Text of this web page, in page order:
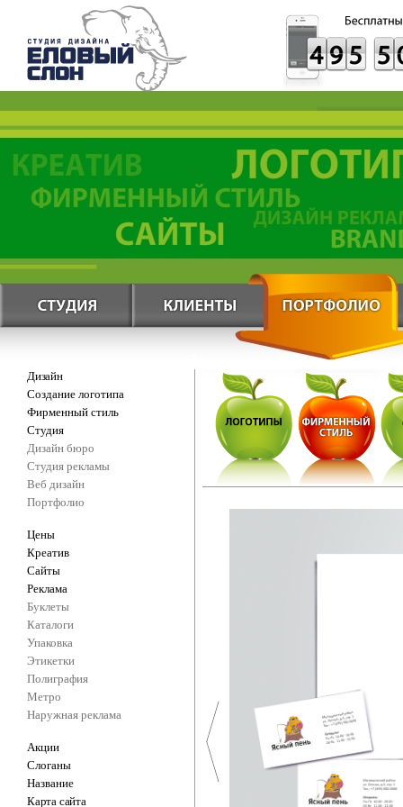
Дизайн
Создание логотипа
Фирменный стиль
Студия
Дизайн бюро
Студия рекламы
Веб дизайн
Портфолио
Цены
Креатив
Сайты
Реклама
Буклеты
Каталоги
Упаковка
Этикетки
Полиграфия
Метро
Наружная реклама
Акции
Слоганы
Название
Карта сайта